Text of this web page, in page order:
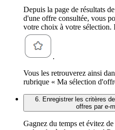
Depuis la page de résultats
d'une offre consultée, vous
votre choix à votre
.
Vous les retrouverez ainsi
rubrique « Ma sélection
6. Enregistrer les critères
offres par e-
Gagnez du temps et évitez